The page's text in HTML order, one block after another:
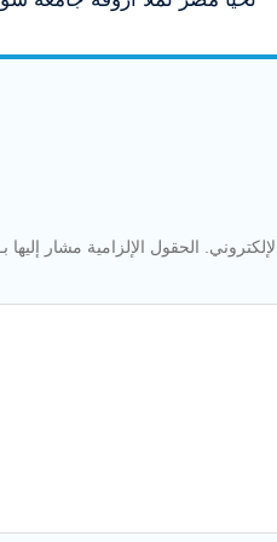
post:
الحقول الإلزامية مشار إليها